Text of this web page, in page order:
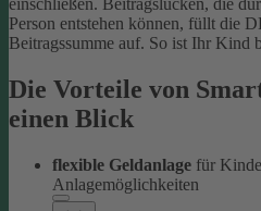
einschließen. Beitragslücken, die
Person entstehen können, füllt die
Beitragssumme auf. So ist Ihr Kind
Die Vorteile von
einen Blick
flexible Geldanlage für
Anlagemöglichkeiten